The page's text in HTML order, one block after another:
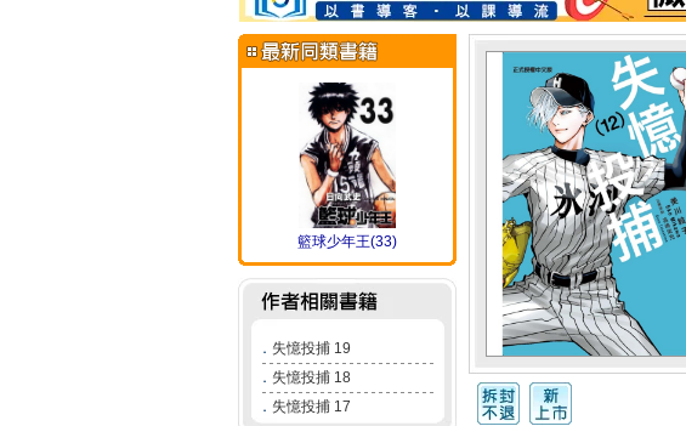
籃球少年王(33)
． 失憶投捕 19
． 失憶投捕 18
． 失憶投捕 17